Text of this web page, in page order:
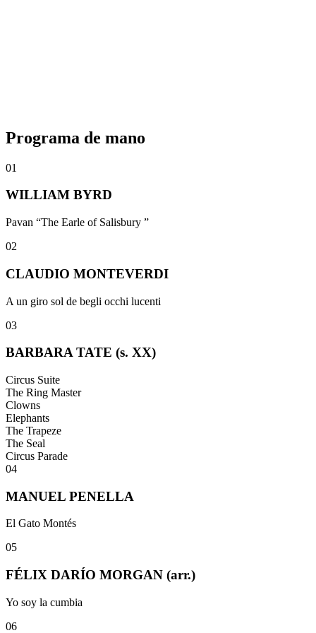
Programa de mano
01
WILLIAM BYRD
Pavan “The Earle of Salisbury ”
02
CLAUDIO MONTEVERDI
A un giro sol de begli occhi lucenti
03
BARBARA TATE (s. XX)
Circus Suite
The Ring Master
Clowns
Elephants
The Trapeze
The Seal
Circus Parade
04
MANUEL PENELLA
El Gato Montés
05
FÉLIX DARÍO MORGAN (arr.)
Yo soy la cumbia
06